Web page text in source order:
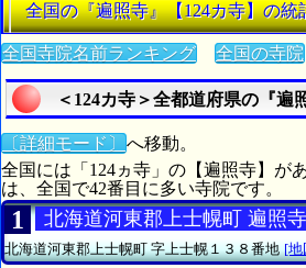
全国の『遍照寺』【124カ寺】の統
全国寺院名前ランキング 全国の寺院
＜124カ寺＞全都道府県の『遍
〔詳細モード〕 へ移動。
全国には「124ヵ寺」の【遍照寺】が
は、全国で42番目に多い寺院です。
1 北海道河東郡上士幌町 遍照寺
北海道河東郡上士幌町字上士幌１３８番地 [地